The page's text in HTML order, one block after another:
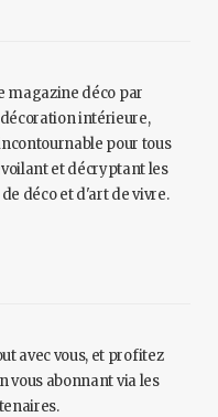
magazine déco par
intérieure,
pour tous
et décryptant les
déco et d'art de vivre.
avec vous, et profitez
vous abonnant via les